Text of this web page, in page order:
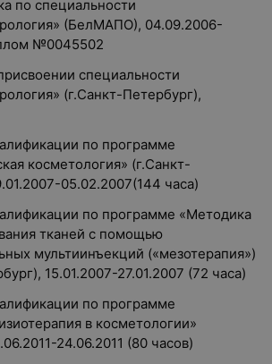
по специальности
(БелМАПО), 04.09.2006-
№0045502
специальности
(г.Санкт-Петербург),
по программе
косметология» (г.Санкт-
05.02.2007(144 часа)
по программе «Методика
тканей с помощью
мультиинъекций («мезотерапия»)
15.01.2007-27.01.2007 (72 часа)
по программе
в косметологии»
24.06.2011 (80 часов)